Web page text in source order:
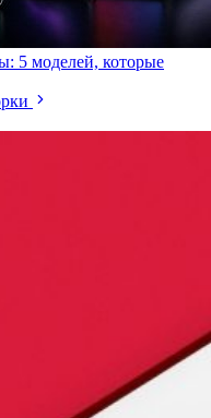
5 моделей, которые